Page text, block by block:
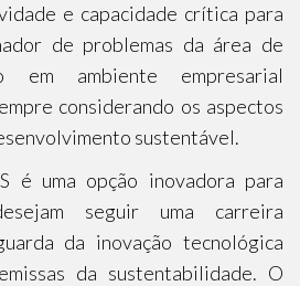
e capacidade crítica para
de problemas da área de
em ambiente empresarial
considerando os aspectos
sustentável.
é uma opção inovadora para
seguir uma carreira
da inovação tecnológica
da sustentabilidade. O